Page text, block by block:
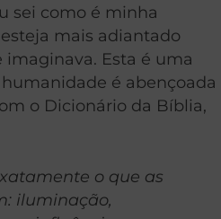
sei como é minha
mais adiantado
imaginava. Esta é uma
é abençoada
o Dicionário da Bíblia,
o que as
iluminação,